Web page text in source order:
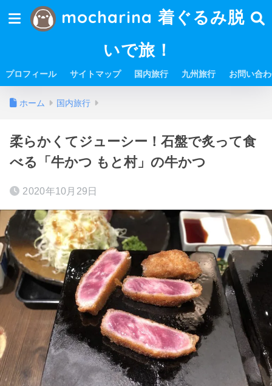
mocharina 着ぐるみ脱
いで旅！
プロフィール サイトマップ 国内旅行 九州旅行 お問い合
ホーム 国内旅行
柔らかくてジューシー！石盤で炙って食
べる「牛かつ もと村」の牛かつ
2020年10月29日